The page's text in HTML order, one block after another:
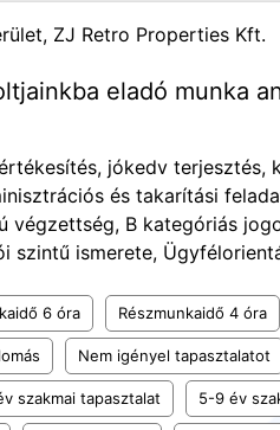
ZJ Retro Properties Kft.
eladó munka
jókedv terjesztés,
és takarítási
végzettség, B kategóriás
szintű ismerete,
6 óra Részmunkaidő 4 óra
Nem igényel tapasztalatot
szakmai tapasztalat 5-9 év